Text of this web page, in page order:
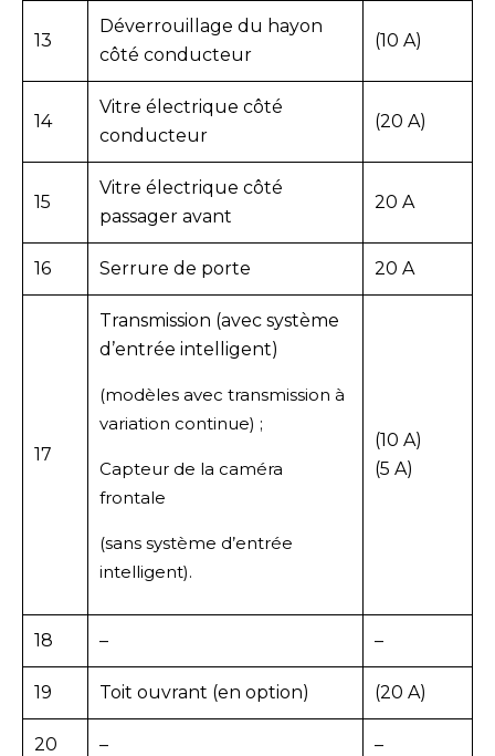
13
Déverrouillage du hayon
côté conducteur
(10 A)
14
Vitre électrique côté
conducteur
(20 A)
15
Vitre électrique côté
passager avant
20 A
16 Serrure de porte 20 A
17
Transmission (avec système
d’entrée intelligent)
(modèles avec transmission à
variation continue) ;
Capteur de la caméra
frontale
(sans système d’entrée
intelligent).
(10 A)
(5 A)
18 – –
19 Toit ouvrant (en option) (20 A)
20 – –